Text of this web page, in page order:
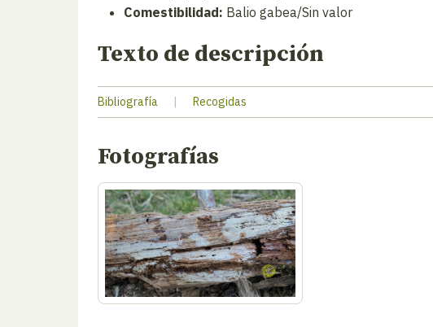
Comestibilidad: Balio gabea/Sin valor
Texto de descripción
Bibliografía | Recogidas
Fotografías